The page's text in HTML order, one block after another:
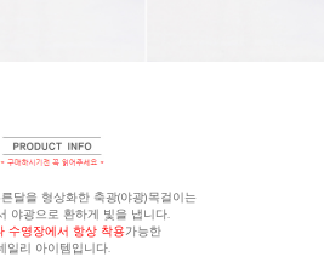
달을 형상화한 축광(야광)목걸이는
야광으로 환하게 빛을 냅니다.
수영장에서 항상 착용가능한
일리 아이템입니다.